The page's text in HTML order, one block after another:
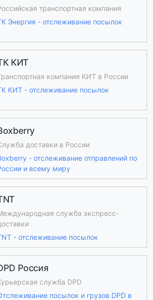
транспортная компания
Энергия - отслеживание посылок
КИТ
компания КИТ в России
КИТ - отслеживание посылок
доставки в России
- отслеживание отправлений по
и всему миру
служба экспресс-
- отслеживание посылок
Россия
служба DPD
посылок и грузов DPD в